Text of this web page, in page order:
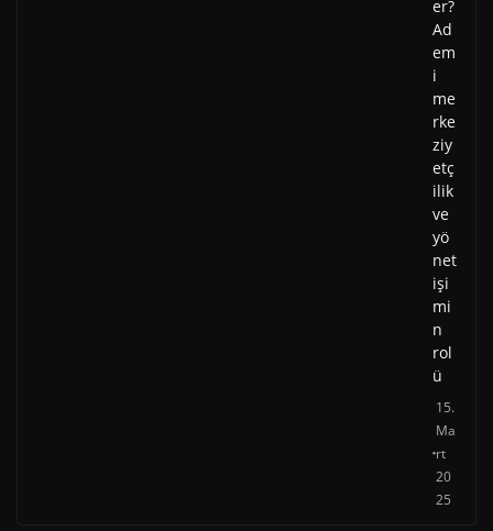
er?
Ad
em
i
me
rke
ziy
etç
ilik
ve
yö
net
işi
mi
n
rol
ü
15.
Ma
rt
20
25